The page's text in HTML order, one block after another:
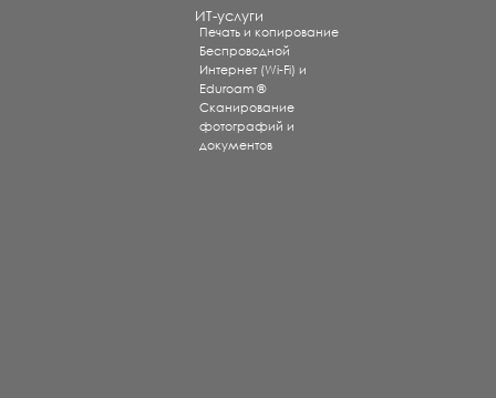
ИТ-услуги
Печать и копирование
Беспроводной
Интернет (Wi-Fi) и
Eduroam ®
Сканирование
фотографий и
документов